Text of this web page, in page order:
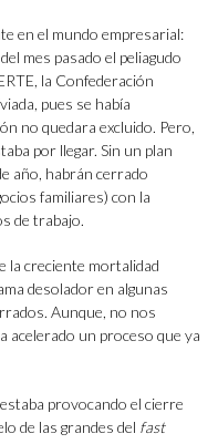
en el mundo empresarial:
mes pasado el peliagudo
la Confederación
pues se había
no quedara excluido. Pero,
por llegar. Sin un plan
año, habrán cerrado
familiares) con la
de trabajo.
la creciente mortalidad
desolador en algunas
Aunque, no nos
acelerado un proceso que ya
provocando el cierre
de las grandes del fast